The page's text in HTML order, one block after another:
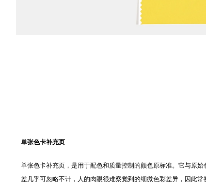
单张色卡补充页
单张色卡补充页，是用于配色和质量控制的颜色原标准。它与原
差几乎可忽略不计，人的肉眼很难察觉到的细微色彩差异，因此